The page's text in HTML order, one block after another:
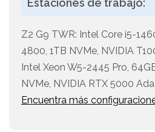
Estaciones de trabajo:
Z2 G9 TWR: Intel Core i5-
4800, 1TB NVMe, NVIDIA
Intel Xeon W5-2445 Pro,
NVMe, NVIDIA RTX 5000
Encuentra más